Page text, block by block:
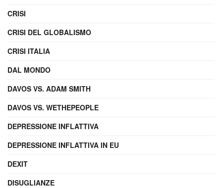
CRISI
CRISI DEL GLOBALISMO
CRISI ITALIA
DAL MONDO
DAVOS VS. ADAM SMITH
DAVOS VS. WETHEPEOPLE
DEPRESSIONE INFLATTIVA
DEPRESSIONE INFLATTIVA IN EU
DEXIT
DISUGLIANZE